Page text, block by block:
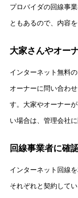
プロバイダの回線事
ともあるので、内容
大家さんやオー
インターネット無料
オーナーに問い合わ
す。大家やオーナー
い場合は、管理会社
回線事業者に確
インターネット回線
それぞれと契約して